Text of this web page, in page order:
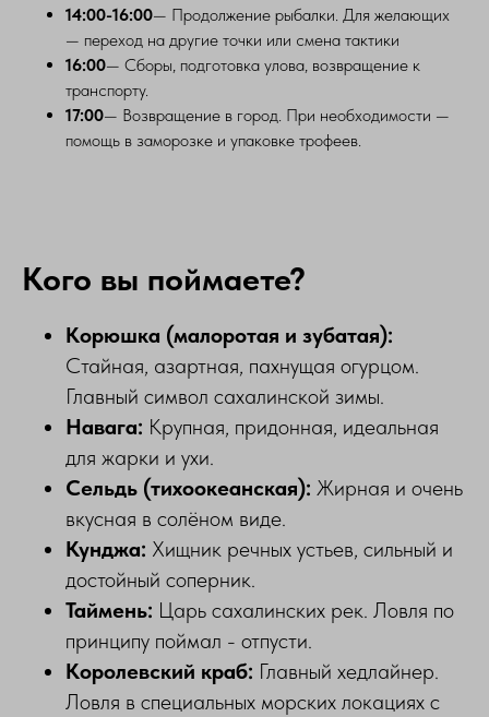
14:00-16:00— Продолжение рыбалки. Для желающих
— переход на другие точки или смена тактики
16:00— Сборы, подготовка улова, возвращение к
транспорту.
17:00— Возвращение в город. При необходимости —
помощь в заморозке и упаковке трофеев.
Кого вы поймаете?
Корюшка (малоротая и зубатая):
Стайная, азартная, пахнущая огурцом.
Главный символ сахалинской зимы.
Навага: Крупная, придонная, идеальная
для жарки и ухи.
Сельдь (тихоокеанская): Жирная и очень
вкусная в солёном виде.
Кунджа: Хищник речных устьев, сильный и
достойный соперник.
Таймень: Царь сахалинских рек. Ловля по
принципу поймал - отпусти.
Королевский краб: Главный хедлайнер.
Ловля в специальных морских локациях с